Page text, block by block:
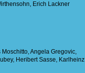
, Erich Lackner
Moschitto,Angela Gregovic,
, Heribert Sasse, Karlheinz